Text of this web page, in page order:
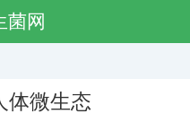
菌网
体微生态